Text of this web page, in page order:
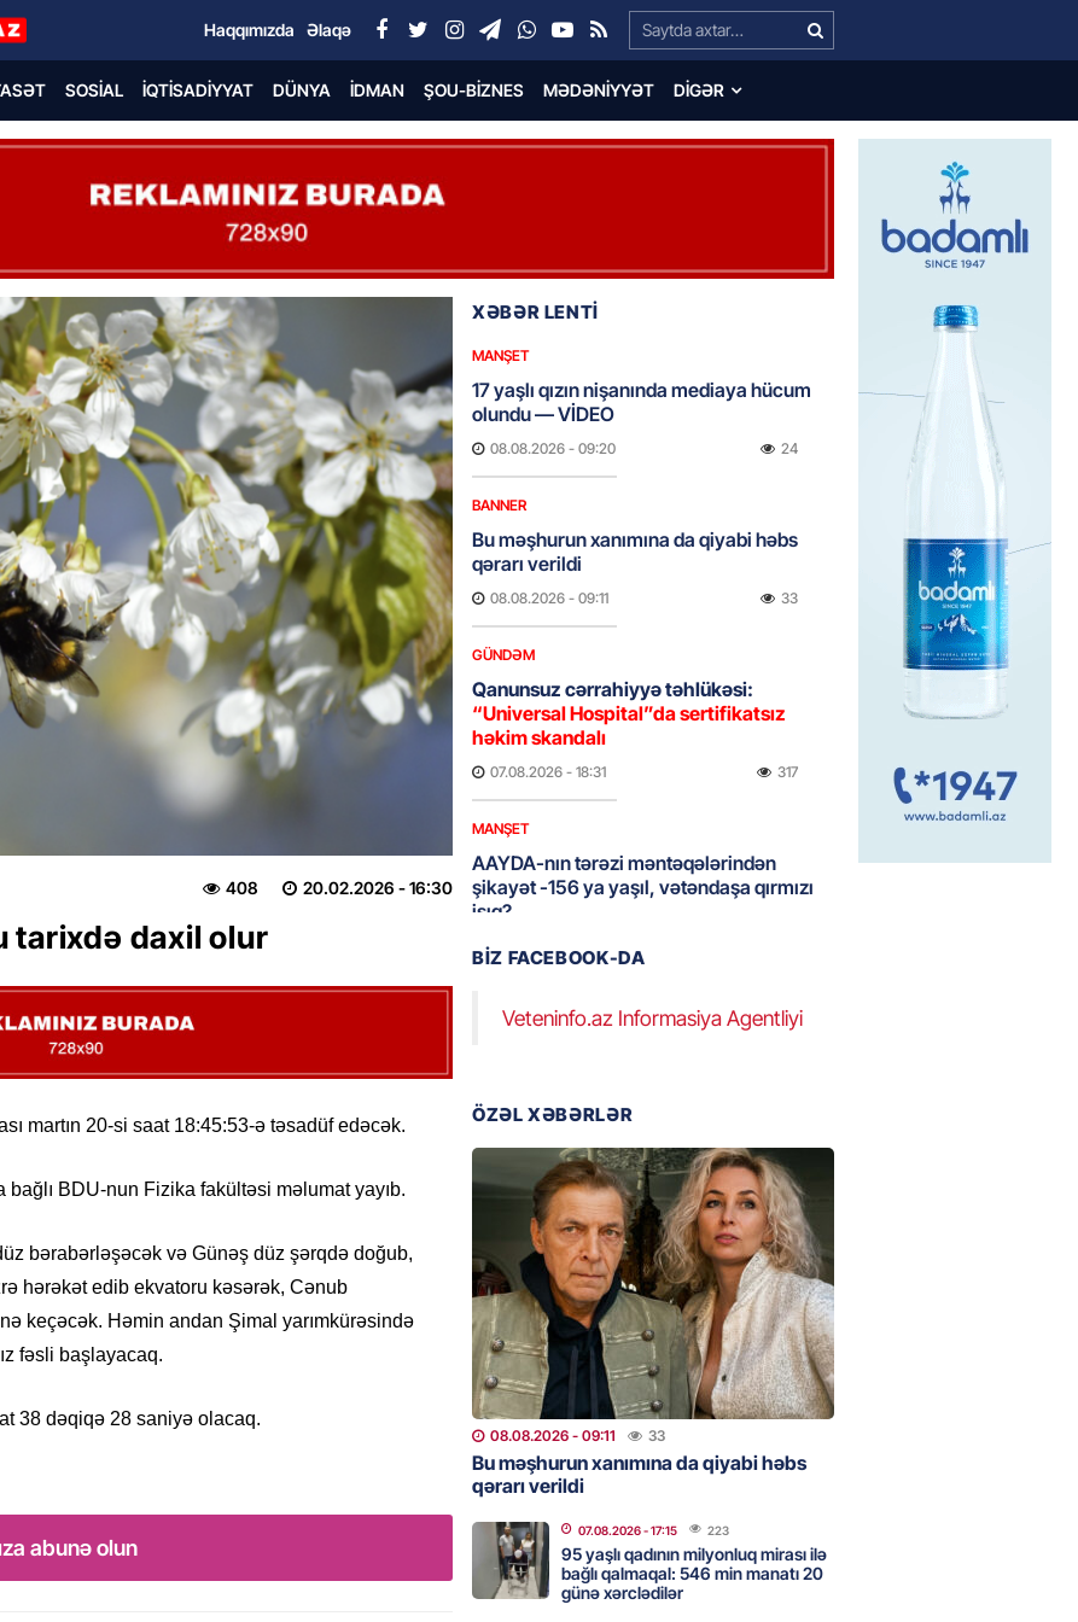
Search…
Haqqımızda Əlaqə
SOSIAL İQTISADIYYAT DÜNYA İDMAN ŞOU-BIZNES MƏDƏNIYYƏT DIGƏR
20.02.2026 - 16:30
408
tarixdə daxil olur
martın 20-si saat 18:45:53-ə təsadüf edəcək.
BDU-nun Fizika fakültəsi məlumat yayıb.
bərabərləşəcək və Günəş düz şərqdə doğub,
hərəkət edib ekvatoru kəsərək, Cənub
keçəcək. Həmin andan Şimal yarımkürəsində
fəsli başlayacaq.
38 dəqiqə 28 saniyə olacaq.
abunə olun
XƏBƏR LENTİ
MANŞET
17 yaşlı qızın nişanında mediaya hücum
olundu — VİDEO
08.08.2026 - 09:20 24
BANNER
Bu məşhurun xanımına da qiyabi həbs
qərarı verildi
08.08.2026 - 09:11 33
GÜNDƏM
Qanunsuz cərrahiyyə təhlükəsi:
“Universal Hospital”da sertifikatsız
həkim skandalı
07.08.2026 - 18:31 317
MANŞET
AAYDA-nın tərəzi məntəqələrindən
şikayət -156 ya yaşıl, vətəndaşa qırmızı
işıq?
Hərbi xidmətə görə rüşvət alan vəzifəli
DÜNYA
Ad günü şənliyində yaralanan rus
general öldü – VİDEO
07.08.2026- 17:30 217
ÖZƏL
95 yaşlı qadının milyonluq mirası ilə
bağlı qalmaqal: 546 min manatı 20
günə xərclədilər
07.08.2026- 17:15 223
BANNER
07.08.2026 - 17:00 222
GÜNDƏM
BIZ FACEBOOK-DA
Veteninfo.az Informasiya Agentliyi
ÖZƏL XƏBƏRLƏR
08.08.2026 - 09:11 33
Bu məşhurun xanımına da qiyabi həbs
qərarı verildi
07.08.2026- 17:15 223
95 yaşlı qadının milyonluq mirası ilə
bağlı qalmaqal: 546 min manatı 20
günə xərclədilər